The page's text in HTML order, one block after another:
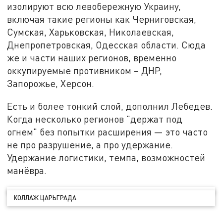
изолируют всю левобережную Украину,
включая такие регионы как Черниговская,
Сумская, Харьковская, Николаевская,
Днепропетровская, Одесская области. Сюда
же и части наших регионов, временно
оккупируемые противником – ДНР,
Запорожье, Херсон.
Есть и более тонкий слой, дополнил Лебедев.
Когда несколько регионов "держат под
огнем" без попытки расширения — это часто
не про разрушение, а про удержание.
Удержание логистики, темпа, возможностей
манёвра.
КОЛЛАЖ ЦАРЬГРАДА